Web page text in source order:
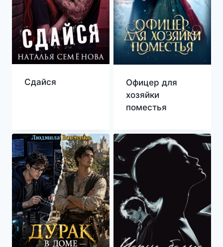
Сдайся
Офицер для
хозяйки
поместья